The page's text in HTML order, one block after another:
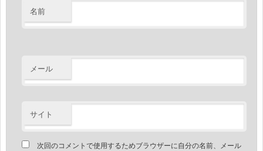
名前
メール
サイト
次回のコメントで使用するためブラウザーに自分の名前、メール